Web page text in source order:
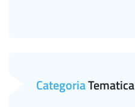
CategoriaTematica